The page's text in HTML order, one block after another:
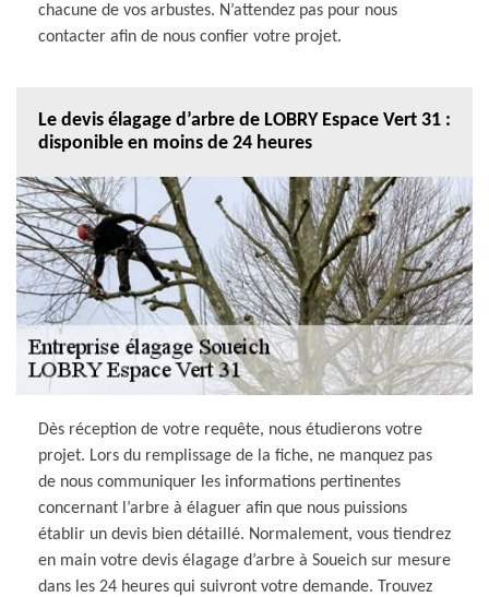
chacune de vos arbustes. N’attendez pas pour nous
contacter afin de nous confier votre projet.
Le devis élagage d’arbre de LOBRY Espace Vert 31 :
disponible en moins de 24 heures
Dès réception de votre requête, nous étudierons votre
projet. Lors du remplissage de la fiche, ne manquez pas
de nous communiquer les informations pertinentes
concernant l’arbre à élaguer afin que nous puissions
établir un devis bien détaillé. Normalement, vous tiendrez
en main votre devis élagage d’arbre à Soueich sur mesure
dans les 24 heures qui suivront votre demande. Trouvez